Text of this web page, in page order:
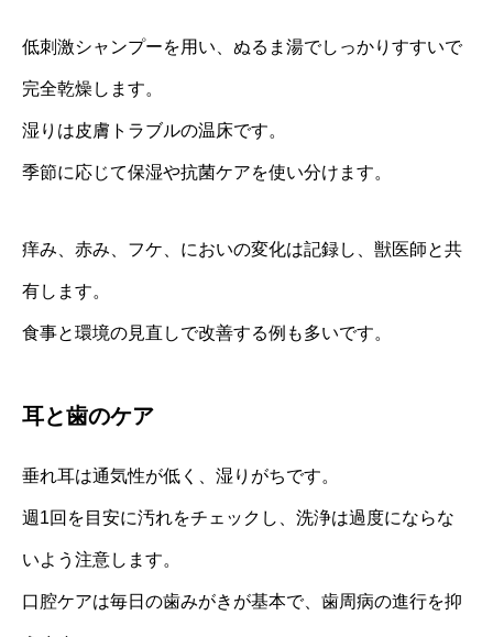
低刺激シャンプーを用い、ぬるま湯でしっかりすすいで
完全乾燥します。
湿りは皮膚トラブルの温床です。
季節に応じて保湿や抗菌ケアを使い分けます。
痒み、赤み、フケ、においの変化は記録し、獣医師と共
有します。
食事と環境の見直しで改善する例も多いです。
耳と歯のケア
垂れ耳は通気性が低く、湿りがちです。
週1回を目安に汚れをチェックし、洗浄は過度にならな
いよう注意します。
口腔ケアは毎日の歯みがきが基本で、歯周病の進行を抑